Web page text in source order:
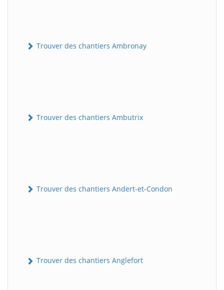
Trouver des chantiers Ambronay
Trouver des chantiers Ambutrix
Trouver des chantiers Andert-et-Condon
Trouver des chantiers Anglefort